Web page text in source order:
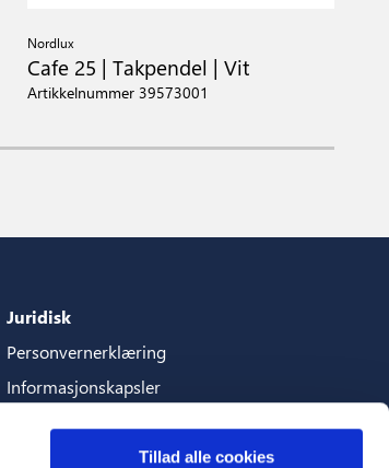
Tillad alle cookies
Nordlux
Cafe 25 | Takpendel | Vit
Artikkelnummer 39573001
Juridisk
Personvernerklæring
Informasjonskapsler